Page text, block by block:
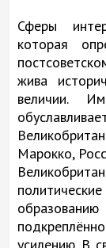
Сферы
которая
жива
величии.
Марокко,